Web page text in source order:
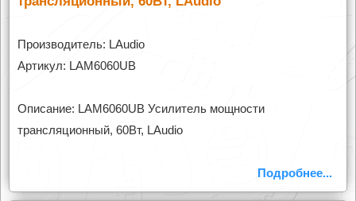
Производитель: LAudio
Артикул: LAM6060UB
Описание: LAM6060UB Усилитель мощности
трансляционный, 60Вт, LAudio
Подробнее...